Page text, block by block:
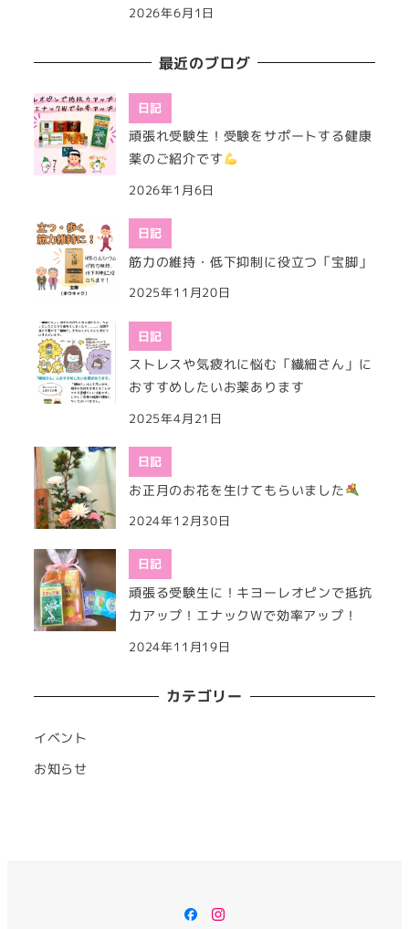
2026年6月1日
最近のブログ
日記
頑張れ受験生！受験をサポートする健康
薬のご紹介です
2026年1月6日
日記
筋力の維持・低下抑制に役立つ「宝脚」
2025年11月20日
日記
ストレスや気疲れに悩む「繊細さん」に
おすすめしたいお薬あります
2025年4月21日
日記
お正月のお花を生けてもらいました
2024年12月30日
日記
頑張る受験生に！キヨーレオピンで抵抗
力アップ！エナックWで効率アップ！
2024年11月19日
カテゴリー
イベント
お知らせ
Facebook
Instagram